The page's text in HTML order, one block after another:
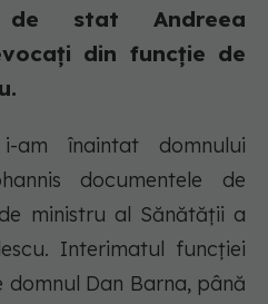
de stat Andreea
din funcție de
am înaintat domnului
documentele de
ministru al Sănătății a
Interimatul funcției
Dan Barna, până